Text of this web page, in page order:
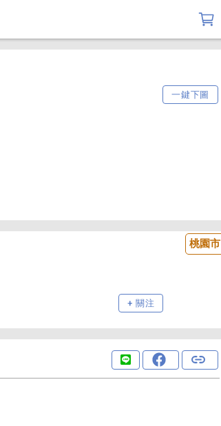
一鍵下圖
桃園市
+ 關注